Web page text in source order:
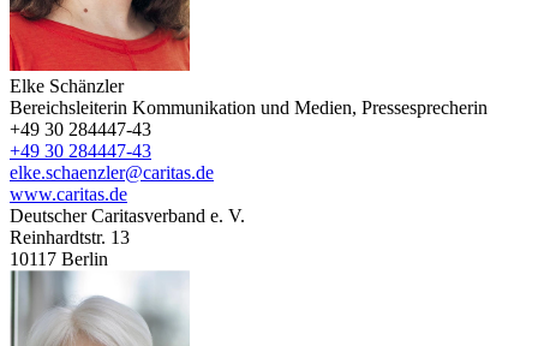
Elke Schänzler
Bereichsleiterin Kommunikation und Medien, Pressesprecherin
+49 30 284447-43
+49 30 284447-43
elke.schaenzler@caritas.de
www.caritas.de
Deutscher Caritasverband e. V.
Reinhardtstr. 13
10117 Berlin